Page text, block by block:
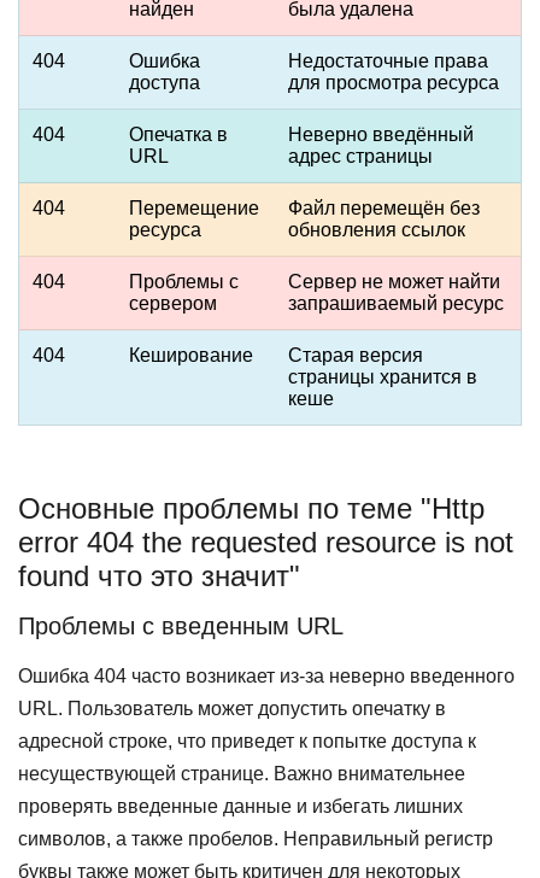
найден
была удалена
404
Ошибка
доступа
Недостаточные права
для просмотра ресурса
404
Опечатка в
URL
Неверно введённый
адрес страницы
404
Перемещение
ресурса
Файл перемещён без
обновления ссылок
404
Проблемы с
сервером
Сервер не может найти
запрашиваемый ресурс
404 Кеширование
Старая версия
страницы хранится в
кеше
Основные проблемы по теме "Http
error 404 the requested resource is not
found что это значит"
Проблемы с введенным URL
Ошибка 404 часто возникает из-за неверно введенного
URL. Пользователь может допустить опечатку в
адресной строке, что приведет к попытке доступа к
несуществующей странице. Важно внимательнее
проверять введенные данные и избегать лишних
символов, а также пробелов. Неправильный регистр
буквы также может быть критичен для некоторых